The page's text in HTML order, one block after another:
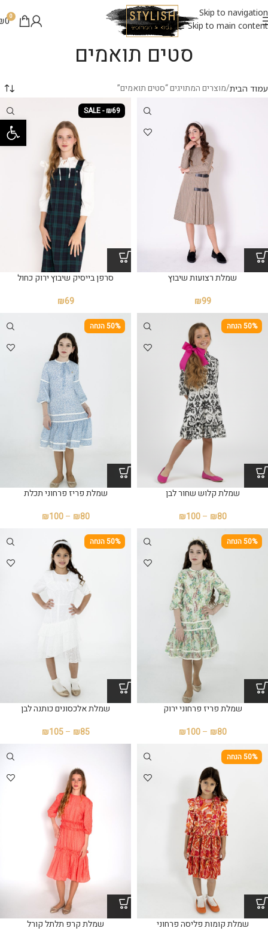
Skip to navigation
Skip to main content
0
0
סטים תואמים
עמוד הבית מוצרים המתויגים “סטים תואמים”
שמלת רצועות שיבוץ
₪99
SALE - ₪69
סרפן בייסיק שיבוץ ירוק כחול
₪69
50% הנחה
שמלת קלוש שחור לבן
₪80
–
₪100
50% הנחה
שמלת פריז פרחוני תכלת
₪80
–
₪100
50% הנחה
שמלת פריז פרחוני ירוק
₪80
–
₪100
50% הנחה
שמלת אלכסונים כותנה לבן
₪85
–
₪105
50% הנחה
שמלת קומות פליסה פרחוני
שמלת קרפ תלתל קורל
פתח